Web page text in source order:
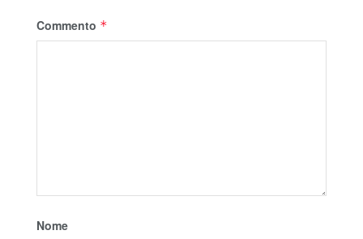
Commento *
Nome